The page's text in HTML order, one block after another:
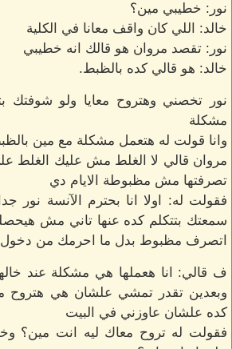
نور: خطيبي مين؟
خالد: اللي كان واقف معانا في الكلية
نور: تقصد مروان هو قالك انه خطيبي
خالد: هو قالي كده بالظبط.
نور تخصني وهتروح معايا ولو شوفتك
مشكلة
وانا قولت له هتعمل مشكلة مع مين
مروان قالي لا الغلط مش عليك الغلط
تصرفتها مش مظبوطة الايام دي
فقولت له: اولا انا بحترم الآنسة نور جدا
سمعتك بتتكلم كده عنها تاني مش
اتصرف مظبوط بدل ما احرمك من دخول
ف قالي: انا هعملها هي مشكلة عند
وبعدين تقدر تمشي علشان هي هتروح
كده علشان عاوزني في البيت
فقولت له تروح معاك ليه انت مين؟